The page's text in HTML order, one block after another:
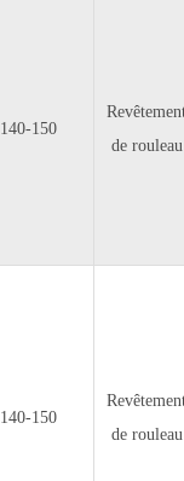
140-150
de rouleau
140-150
de rouleau